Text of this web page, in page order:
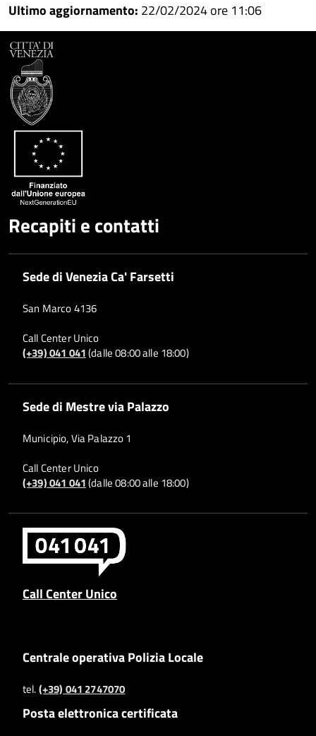
Facebook
su
Condividi
Ultimo aggiornamento: 22/02/2024 ore 11:06
Recapiti e contatti
Sede di Venezia Ca' Farsetti
San Marco 4136
Call Center Unico
(+39) 041 041(dalle 08:00 alle 18:00)
Sede di Mestre via Palazzo
Municipio, Via Palazzo 1
Call Center Unico
(+39) 041 041(dalle 08:00 alle 18:00)
Call Center Unico
Centrale operativa Polizia Locale
tel.(+39) 041 2747070
Posta elettronica certificata